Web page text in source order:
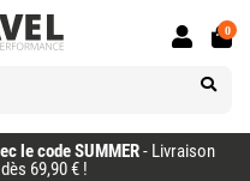
le code SUMMER- Livraison
69,90 € !
0